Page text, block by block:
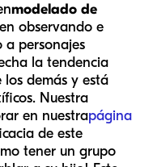
modelado de
observando e
a personajes
la tendencia
demás y está
Nuestra
en nuestrapágina
de este
tener un grupo